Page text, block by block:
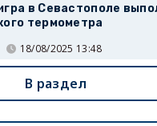
в Севастополе
термометра
18/08/2025 13:48
В раздел